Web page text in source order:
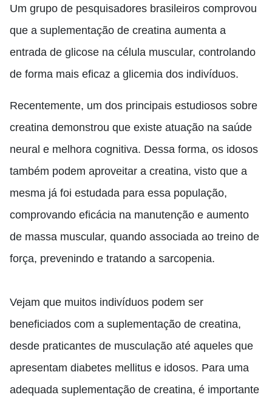
Um grupo de pesquisadores brasileiros comprovou
que a suplementação de creatina aumenta a
entrada de glicose na célula muscular, controlando
de forma mais eficaz a glicemia dos indivíduos.
Recentemente, um dos principais estudiosos sobre
creatina demonstrou que existe atuação na saúde
neural e melhora cognitiva. Dessa forma, os idosos
também podem aproveitar a creatina, visto que a
mesma já foi estudada para essa população,
comprovando eficácia na manutenção e aumento
de massa muscular, quando associada ao treino de
força, prevenindo e tratando a sarcopenia.
Vejam que muitos indivíduos podem ser
beneficiados com a suplementação de creatina,
desde praticantes de musculação até aqueles que
apresentam diabetes mellitus e idosos. Para uma
adequada suplementação de creatina, é importante